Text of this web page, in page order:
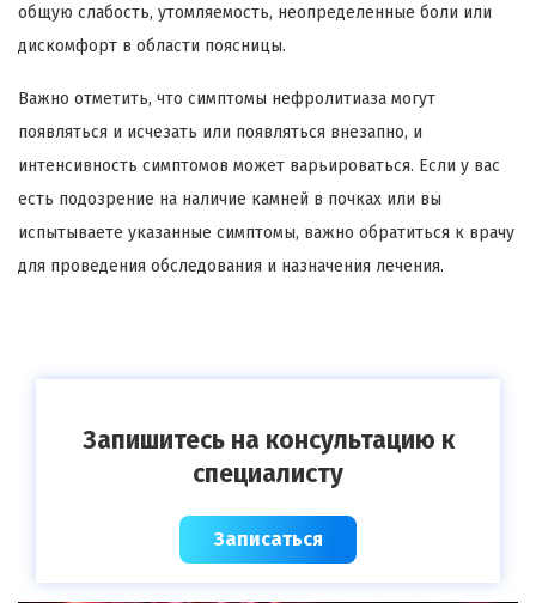
общую слабость, утомляемость, неопределенные боли или
дискомфорт в области поясницы.
Важно отметить, что симптомы нефролитиаза могут
появляться и исчезать или появляться внезапно, и
интенсивность симптомов может варьироваться. Если у вас
есть подозрение на наличие камней в почках или вы
испытываете указанные симптомы, важно обратиться к врачу
для проведения обследования и назначения лечения.
Запишитесь на консультацию к
специалисту
Записаться